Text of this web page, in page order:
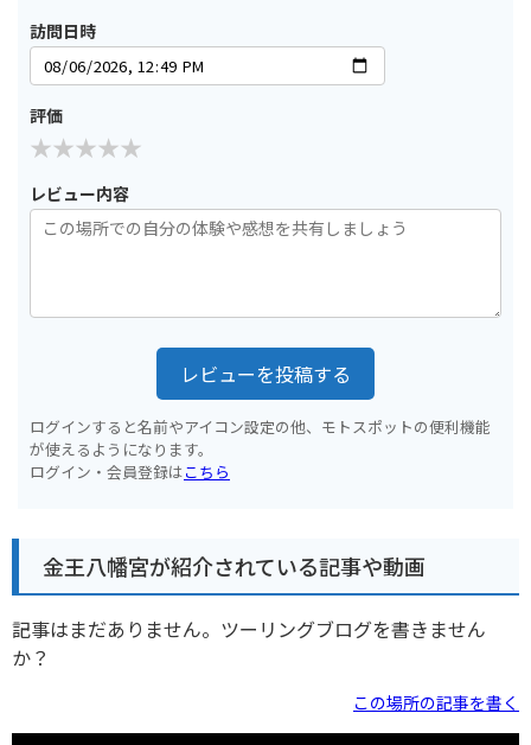
訪問日時
評価
レビュー内容
レビューを投稿する
ログインすると名前やアイコン設定の他、モトスポットの便利機能
が使えるようになります。
ログイン・会員登録はこちら
金王八幡宮が紹介されている記事や動画
記事はまだありません。ツーリングブログを書きません
か？
この場所の記事を書く